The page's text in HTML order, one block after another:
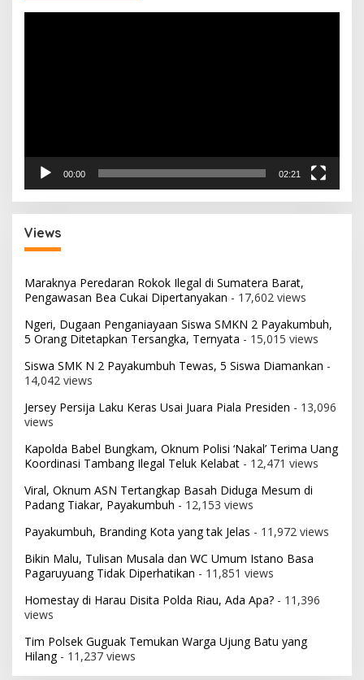
00:00 02:21
Views
Maraknya Peredaran Rokok Ilegal di Sumatera Barat,
Pengawasan Bea Cukai Dipertanyakan - 17,602 views
Ngeri, Dugaan Penganiayaan Siswa SMKN 2 Payakumbuh,
5 Orang Ditetapkan Tersangka, Ternyata - 15,015 views
Siswa SMK N 2 Payakumbuh Tewas, 5 Siswa Diamankan -
14,042 views
Jersey Persija Laku Keras Usai Juara Piala Presiden - 13,096
views
Kapolda Babel Bungkam, Oknum Polisi ‘Nakal’ Terima Uang
Koordinasi Tambang Ilegal Teluk Kelabat - 12,471 views
Viral, Oknum ASN Tertangkap Basah Diduga Mesum di
Padang Tiakar, Payakumbuh - 12,153 views
Payakumbuh, Branding Kota yang tak Jelas - 11,972 views
Bikin Malu, Tulisan Musala dan WC Umum Istano Basa
Pagaruyuang Tidak Diperhatikan - 11,851 views
Homestay di Harau Disita Polda Riau, Ada Apa? - 11,396
views
Tim Polsek Guguak Temukan Warga Ujung Batu yang
Hilang- 11,237 views